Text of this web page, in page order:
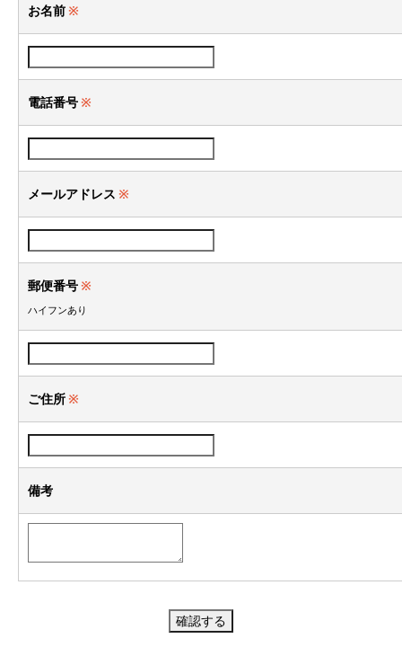
お名前※
電話番号※
メールアドレス ※
郵便番号※
ハイフンあり
ご住所※
備考